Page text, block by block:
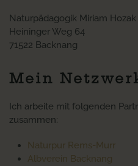
Naturpädagogik Miriam Hozak
Heininger Weg 64
71522 Backnang
Mein
Ich arbeite mit folgenden
zusammen:
Naturpur Rems-Murr
Albverein Backnang